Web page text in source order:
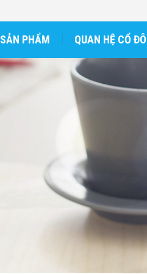
SẢN PHẨM QUAN HỆ CỔ